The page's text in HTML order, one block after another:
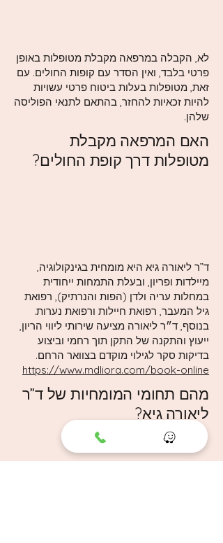
לא, הקבלה במרפאה מקבלת מטופלות באופן
פרטי בלבד, ואין הסדר עם קופות החולים. עם
זאת, מטופלות בעלות ביטוח פרטי עשויות
להיות זכאיות להחזר, בהתאם לתנאי הפוליסה
שלהן.
האם המרפאה מקבלת
מטופלות דרך קופת החולים?
ד”ר ליאורה גיא היא מומחית בגינקולוגיה,
מיילדות ופריון, ובעלת התמחות ייחודית
במחלות עריה ולדן (הפות והנרתיק), רפואת
גיל המעבר, רפואת חיילות ורפואת נערות.
בנוסף, ד״ר ליאורה מציעה שירותי ליווי הריון,
ייעוץ והתקנה של התקן תוך רחמי וביצוע
בדיקות סקר לגילוי מוקדם בצוואר הרחם.
https://www.mdliora.com/book-online
מהם תחומי המומחיות של ד”ר
ליאורה גיא?